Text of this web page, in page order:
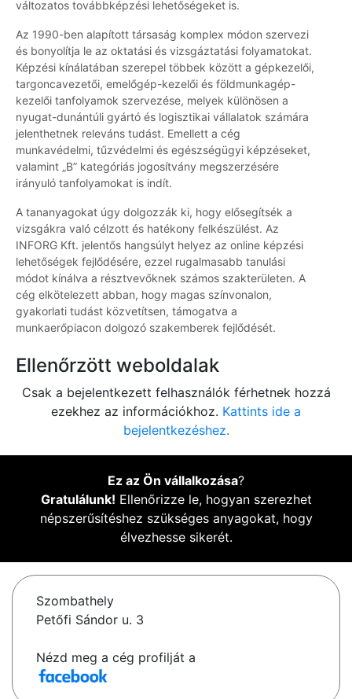
változatos továbbképzési lehetőségeket is.
Az 1990-ben alapított társaság komplex módon szervezi
és bonyolítja le az oktatási és vizsgáztatási folyamatokat.
Képzési kínálatában szerepel többek között a gépkezelői,
targoncavezetői, emelőgép-kezelői és földmunkagép-
kezelői tanfolyamok szervezése, melyek különösen a
nyugat-dunántúli gyártó és logisztikai vállalatok számára
jelenthetnek releváns tudást. Emellett a cég
munkavédelmi, tűzvédelmi és egészségügyi képzéseket,
valamint „B” kategóriás jogosítvány megszerzésére
irányuló tanfolyamokat is indít.
A tananyagokat úgy dolgozzák ki, hogy elősegítsék a
vizsgákra való célzott és hatékony felkészülést. Az
INFORG Kft. jelentős hangsúlyt helyez az online képzési
lehetőségek fejlődésére, ezzel rugalmasabb tanulási
módot kínálva a résztvevőknek számos szakterületen. A
cég elkötelezett abban, hogy magas színvonalon,
gyakorlati tudást közvetítsen, támogatva a
munkaerőpiacon dolgozó szakemberek fejlődését.
Ellenőrzött weboldalak
Csak a bejelentkezett felhasználók férhetnek hozzá
ezekhez az információkhoz. Kattints ide a
bejelentkezéshez.
Ez az Ön vállalkozása?
Gratulálunk! Ellenőrizze le, hogyan szerezhet
népszerűsítéshez szükséges anyagokat, hogy
élvezhesse sikerét.
Szombathely
Petőfi Sándor u. 3
Nézd meg a cég profilját a